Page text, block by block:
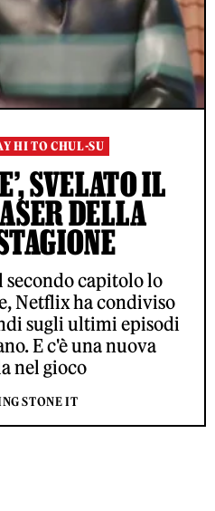
HI TO CHUL-SU
SVELATO IL
DELLA
capitolo lo
Netflix ha condiviso
sugli ultimi episodi
E c'è una nuova
nel gioco
STONE IT